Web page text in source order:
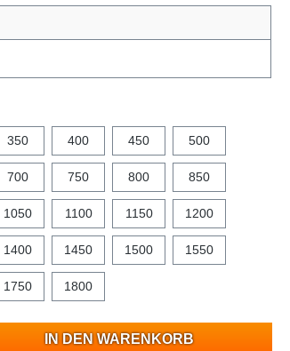
350 400 450 500
700 750 800 850
1050 1100 1150 1200
1400 1450 1500 1550
1750 1800
IN DEN WARENKORB